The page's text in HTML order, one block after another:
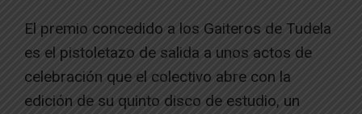
El premio concedido a los Gaiteros de Tudela
es el pistoletazo de salida a unos actos de
celebración que el colectivo abre con la
edición de su quinto disco de estudio, un